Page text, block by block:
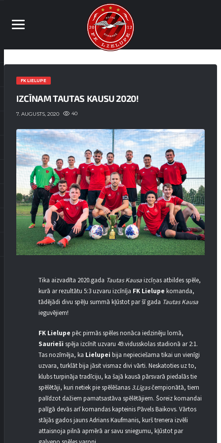
FK LIELUPE
IZCĪNAM TAUTAS KAUSU 2020!
7. AUGUSTS, 2020 40
Tika aizvadīta 2020.gada Tautas Kausaizcīņas atbildes spēle,
kurā ar rezultātu 5:3 uzvaru izcīnīja FK Lielupe komanda,
tādējādi divu spēļu summā kļūstot par šī gada Tautas Kausa
ieguvējiem!
FK Lielupe pēc pirmās spēles nonāca iedzinēju lomā,
Saurieši spēja izcīnīt uzvaru 49.vidusskolas stadionā ar 2:1.
Tas nozīmēja, ka Lielupei bija nepieciešama tikai un vienīgi
uzvara, turklāt bija jāsit vismaz divi vārti. Neskatoties uz to,
klubs turpināja tradīciju, ka šajā kausā pārsvarā piedalās tie
spēlētāji, kuri netiek pie spēlēšanas 3.Līgasčempionātā, tiem
palīdzot dažiem pamatsastāva spēlētājiem. Šoreiz komandai
palīgā devās arī komandas kapteinis Pāvels Baikovs. Vārtos
stājās gados jauns Adrians Kaufmanis, kurš trenera izvēli
attaisnoja pilnā apmērā ar savu sniegumu, kļūstot par